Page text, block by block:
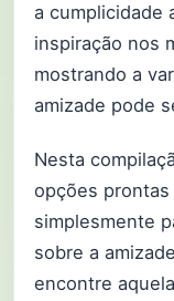
a cumplicidade
inspiração nos
mostrando a
amizade pode
Nesta
opções prontas
simplesmente
sobre a
encontre